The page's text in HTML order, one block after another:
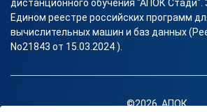
дистанционного обучения "АПОК Стади".
Едином реестре российских программ
вычислительных машин и баз данных
No21843 от 15.03.2024 ).
©2026, АПОК